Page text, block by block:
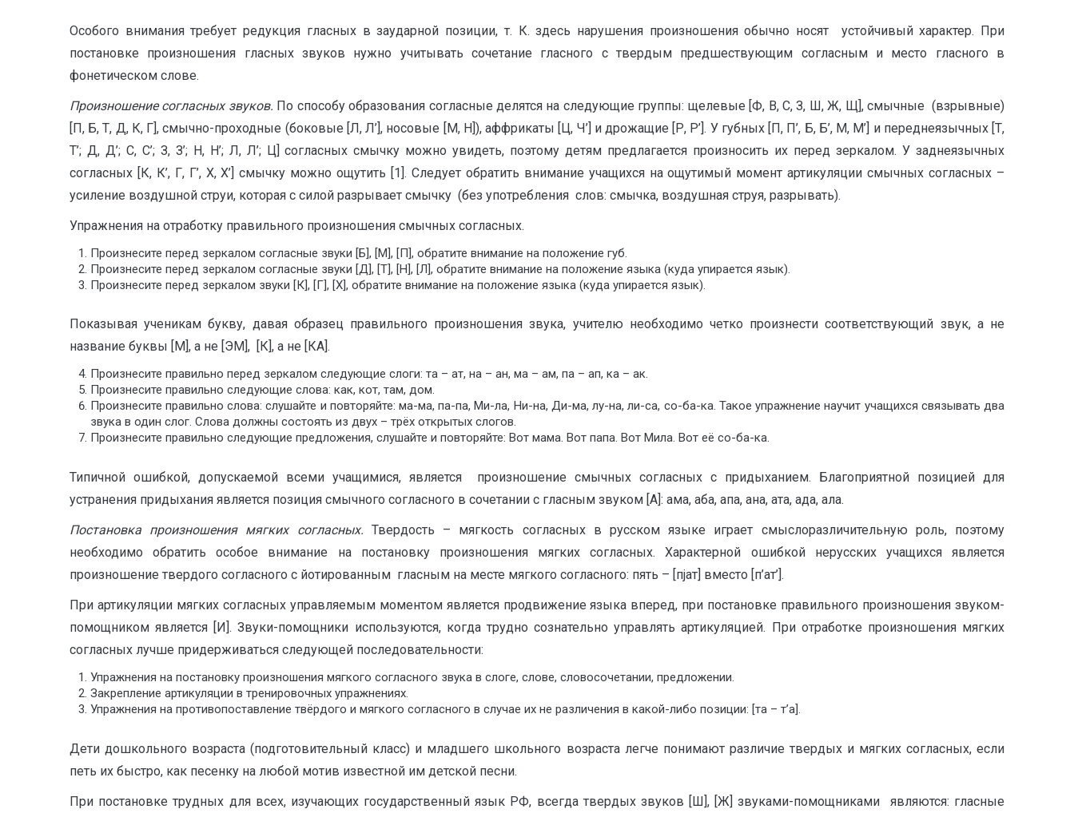
Особого внимания требует редукция гласных в заударной позиции, т. К. здесь нарушения произношения обычно носят устойчивый характер. При
постановке произношения гласных звуков нужно учитывать сочетание гласного с твердым предшествующим согласным и место гласного в
фонетическом слове.
Произношение согласных звуков. По способу образования согласные делятся на следующие группы: щелевые [Ф, В, С, З, Ш, Ж, Щ], смычные (взрывные)
[П, Б, Т, Д, К, Г], смычно-проходные (боковые [Л, Л’], носовые [М, Н]), аффрикаты [Ц, Ч’] и дрожащие [Р, Р’]. У губных [П, П’, Б, Б’, М, М’] и переднеязычных [Т,
Т’; Д, Д’; С, С’; З, З’; Н, Н’; Л, Л’; Ц] согласных смычку можно увидеть, поэтому детям предлагается произносить их перед зеркалом. У заднеязычных
согласных [К, К’, Г, Г’, Х, Х’] смычку можно ощутить [1]. Следует обратить внимание учащихся на ощутимый момент артикуляции смычных согласных –
усиление воздушной струи, которая с силой разрывает смычку (без употребления слов: смычка, воздушная струя, разрывать).
Упражнения на отработку правильного произношения смычных согласных.
Произнесите перед зеркалом согласные звуки [Б], [М], [П], обратите внимание на положение губ.
Произнесите перед зеркалом согласные звуки [Д], [Т], [Н], [Л], обратите внимание на положение языка (куда упирается язык).
Произнесите перед зеркалом звуки [К], [Г], [Х], обратите внимание на положение языка (куда упирается язык).
Показывая ученикам букву, давая образец правильного произношения звука, учителю необходимо четко произнести соответствующий звук, а не
название буквы [М], а не [ЭМ], [К], а не [КА].
Произнесите правильно перед зеркалом следующие слоги: та – ат, на – ан, ма – ам, па – ап, ка – ак.
Произнесите правильно следующие слова: как, кот, там, дом.
Произнесите правильно слова: слушайте и повторяйте: ма-ма, па-па, Ми-ла, Ни-на, Ди-ма, лу-на, ли-са, со-ба-ка. Такое упражнение научит учащихся связывать два
звука в один слог. Слова должны состоять из двух – трёх открытых слогов.
Произнесите правильно следующие предложения, слушайте и повторяйте: Вот мама. Вот папа. Вот Мила. Вот её со-ба-ка.
Типичной ошибкой, допускаемой всеми учащимися, является произношение смычных согласных с придыханием. Благоприятной позицией для
устранения придыхания является позиция смычного согласного в сочетании с гласным звуком [А]: ама, аба, апа, ана, ата, ада, ала.
Постановка произношения мягких согласных. Твердость – мягкость согласных в русском языке играет смыслоразличительную роль, поэтому
необходимо обратить особое внимание на постановку произношения мягких согласных. Характерной ошибкой нерусских учащихся является
произношение твердого согласного с йотированным гласным на месте мягкого согласного: пять – [пjат] вместо [п’ат’].
При артикуляции мягких согласных управляемым моментом является продвижение языка вперед, при постановке правильного произношения звуком-
помощником является [И]. Звуки-помощники используются, когда трудно сознательно управлять артикуляцией. При отработке произношения мягких
согласных лучше придерживаться следующей последовательности:
Упражнения на постановку произношения мягкого согласного звука в слоге, слове, словосочетании, предложении.
Закрепление артикуляции в тренировочных упражнениях.
Упражнения на противопоставление твёрдого и мягкого согласного в случае их не различения в какой-либо позиции: [та – т’а].
Дети дошкольного возраста (подготовительный класс) и младшего школьного возраста легче понимают различие твердых и мягких согласных, если
петь их быстро, как песенку на любой мотив известной им детской песни.
При постановке трудных для всех, изучающих государственный язык РФ, всегда твердых звуков [Ш], [Ж] звуками-помощниками являются: гласные